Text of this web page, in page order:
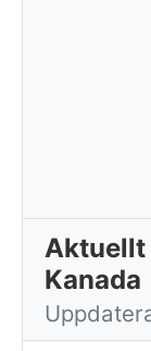
Aktuellt
Kanada